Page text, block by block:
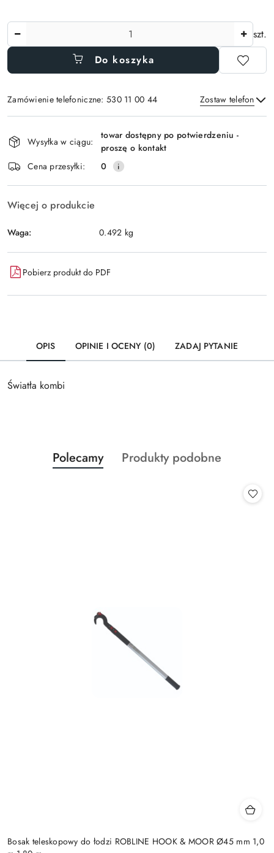
szt.
Do koszyka
Zamówienie telefoniczne: 530 11 00 44 Zostaw telefon
Wyślij
i
dostawa
Wysyłka w ciągu:
towar dostępny po potwierdzeniu -
proszę o kontakt
Cena przesyłki:
0
Więcej o produkcie
Waga: 0.492 kg
Pobierz produkt do PDF
OPIS OPINIE I OCENY (0) ZADAJ PYTANIE
Światła kombi
Pomiń karuzelę produktów
Produkty
o
Polecamy
Produkty
Produkty podobne
Bosak teleskopowy do łodzi ROBLINE HOOK & MOOR Ø45 mm 1,0